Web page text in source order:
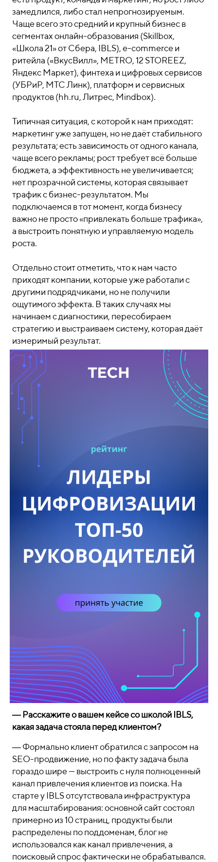
замедлился, либо стал непрогнозируемым.
Чаще всего это средний и крупный бизнес в
сегментах онлайн-образования (Skillbox,
«Школа 21» от Сбера, IBLS), e-commerce и
ритейла («ВкусВилл», METRO, 12 STOREEZ,
Яндекс Маркет), финтеха и цифровых сервисов
(УБРиР, МТС Линк), платформ и сервисных
продуктов (hh.ru, Литрес, Mindbox).
Типичная ситуация, с которой к нам приходят:
маркетинг уже запущен, но не даёт стабильного
результата; есть зависимость от одного канала,
чаще всего рекламы; рост требует всё больше
бюджета, а эффективность не увеличивается;
нет прозрачной системы, которая связывает
трафик с бизнес-результатом. Мы
подключаемся в тот момент, когда бизнесу
важно не просто «привлекать больше трафика»,
а выстроить понятную и управляемую модель
роста.
Отдельно стоит отметить, что к нам часто
приходят компании, которые уже работали с
другими подрядчиками, но не получили
ощутимого эффекта. В таких случаях мы
начинаем с диагностики, пересобираем
стратегию и выстраиваем систему, которая даёт
измеримый результат.
― Расскажите о вашем кейсе со школой IBLS,
какая задача стояла перед клиентом?
― Формально клиент обратился с запросом на
SEO-продвижение, но по факту задача была
гораздо шире — выстроить с нуля полноценный
канал привлечения клиентов из поиска. На
старте у IBLS отсутствовала инфраструктура
для масштабирования: основной сайт состоял
примерно из 10 страниц, продукты были
распределены по поддоменам, блог не
использовался как канал привлечения, а
поисковый спрос фактически не обрабатывался.